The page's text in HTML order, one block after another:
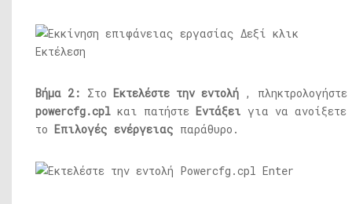
Βήμα 2: Στο Εκτελέστε την εντολή , πληκτρολογήστε
powercfg.cpl και πατήστε Εντάξει για να ανοίξετε
το Επιλογές ενέργειας παράθυρο.